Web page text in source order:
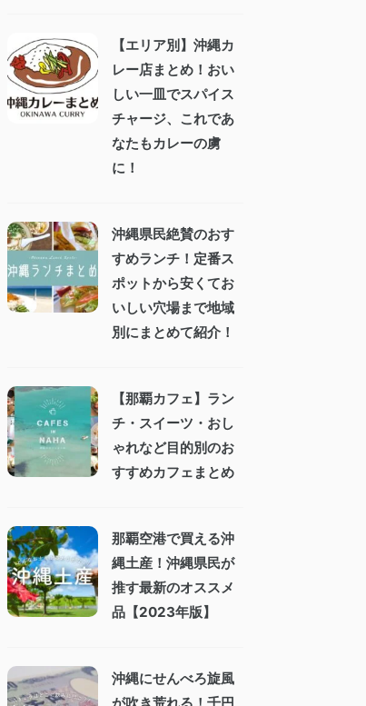
【エリア別】沖縄カ
レー店まとめ！おい
しい一皿でスパイス
チャージ、これであ
なたもカレーの虜
に！
沖縄県民絶賛のおす
すめランチ！定番ス
ポットから安くてお
いしい穴場まで地域
別にまとめて紹介！
【那覇カフェ】ラン
チ・スイーツ・おし
ゃれなど目的別のお
すすめカフェまとめ
那覇空港で買える沖
縄土産！沖縄県民が
推す最新のオススメ
品【2023年版】
沖縄にせんべろ旋風